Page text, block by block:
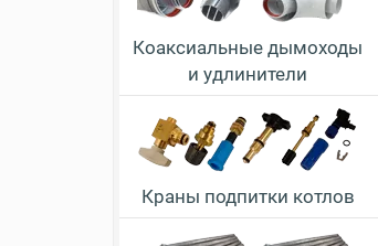
Коаксиальные дымоходы
и удлинители
Краны подпитки котлов